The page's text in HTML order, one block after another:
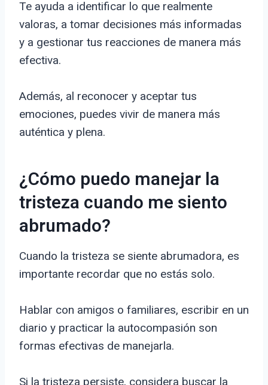
Te ayuda a identificar lo que realmente
valoras, a tomar decisiones más informadas
y a gestionar tus reacciones de manera más
efectiva.
Además, al reconocer y aceptar tus
emociones, puedes vivir de manera más
auténtica y plena.
¿Cómo puedo manejar la
tristeza cuando me siento
abrumado?
Cuando la tristeza se siente abrumadora, es
importante recordar que no estás solo.
Hablar con amigos o familiares, escribir en un
diario y practicar la autocompasión son
formas efectivas de manejarla.
Si la tristeza persiste, considera buscar la